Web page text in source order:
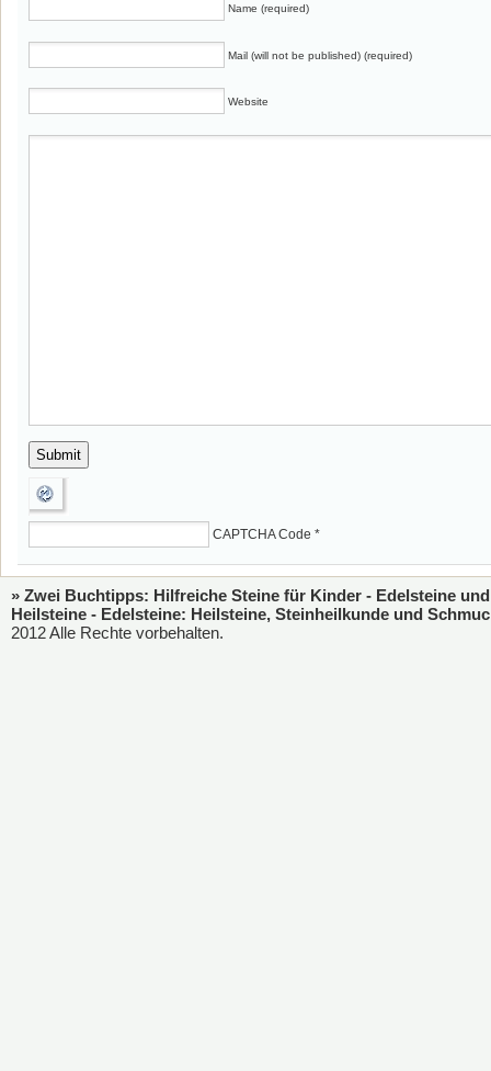
Name (required)
Mail (will not be published) (required)
Website
CAPTCHA Code *
» Zwei Buchtipps: Hilfreiche Steine für Kinder - Edelsteine und
Heilsteine - Edelsteine: Heilsteine, Steinheilkunde und
2012 Alle Rechte vorbehalten.